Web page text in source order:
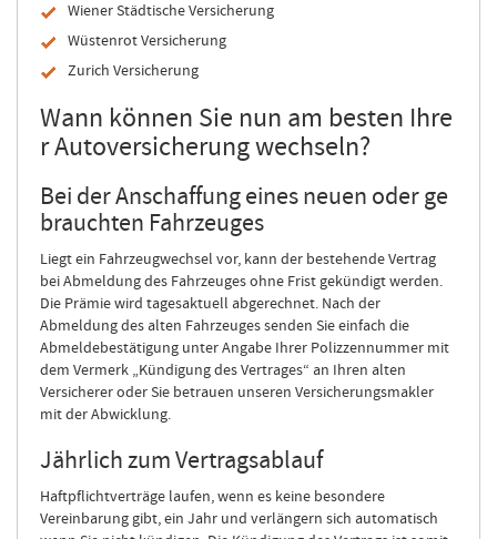
Wiener Städtische Versicherung
Wüstenrot Versicherung
Zurich Versicherung
Wann können Sie nun am besten Ihre
r Autoversicherung wechseln?
Bei der Anschaffung eines neuen oder ge
brauchten Fahrzeuges
Liegt ein Fahrzeugwechsel vor, kann der bestehende Vertrag
bei Abmeldung des Fahrzeuges ohne Frist gekündigt werden.
Die Prämie wird tagesaktuell abgerechnet. Nach der
Abmeldung des alten Fahrzeuges senden Sie einfach die
Abmeldebestätigung unter Angabe Ihrer Polizzennummer mit
dem Vermerk „Kündigung des Vertrages“ an Ihren alten
Versicherer oder Sie betrauen unseren Versicherungsmakler
mit der Abwicklung.
Jährlich zum Vertragsablauf
Haftpflichtverträge laufen, wenn es keine besondere
Vereinbarung gibt, ein Jahr und verlängern sich automatisch